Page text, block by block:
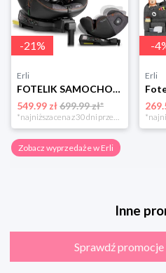
-21%
Erli
FOTELIK SAMOCHODOWY OBROTOWY z NOGĄ 0-36KG ISOFIX NUKIDO I-SIZE 40-150cm
549.99 zł699.99 zł*
-4
Erli
Zobacz wyprzedaże w Erli
Inne
Sprawdź